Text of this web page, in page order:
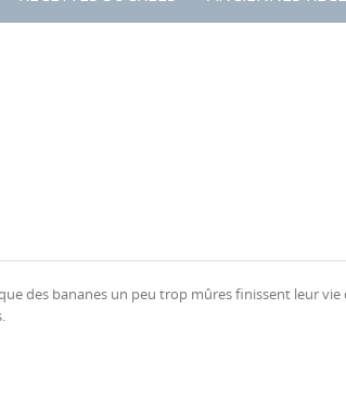
des bananes un peu trop mûres finissent leur vie